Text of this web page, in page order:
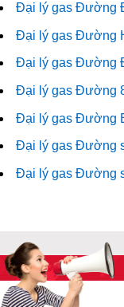
Đại lý gas Đường
Đại lý gas Đường
Đại lý gas Đường
Đại lý gas Đường
Đại lý gas Đường
Đại lý gas Đường
Đại lý gas Đường